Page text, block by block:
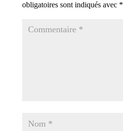
obligatoires sont indiqués avec *